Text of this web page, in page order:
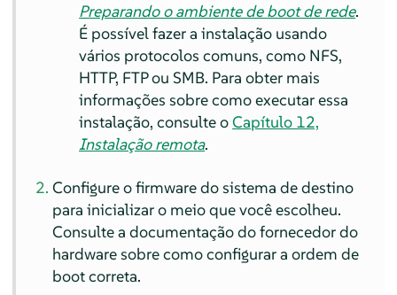
Preparando o ambiente de boot de rede.
É possível fazer a instalação usando
vários protocolos comuns, como NFS,
HTTP, FTP ou SMB. Para obter mais
informações sobre como executar essa
instalação, consulte oCapítulo 12,
Instalação remota.
Configure o firmware do sistema de destino
para inicializar o meio que você escolheu.
Consulte a documentação do fornecedor do
hardware sobre como configurar a ordem de
boot correta.